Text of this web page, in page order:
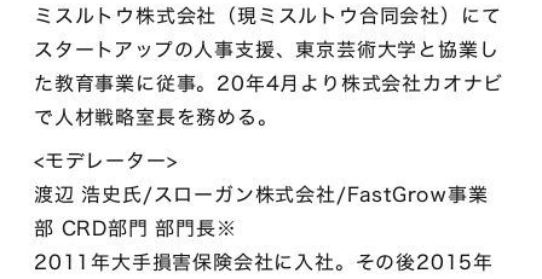
ミスルトウ株式会社（現ミスルトウ合同会社）にて
スタートアップの人事支援、東京芸術大学と協業し
た教育事業に従事。20年4月より株式会社カオナビ
で人材戦略室長を務める。
<モデレーター>
渡辺 浩史氏/スローガン株式会社/FastGrow事業
部 CRD部門 部門長※
2011年大手損害保険会社に入社。その後2015年